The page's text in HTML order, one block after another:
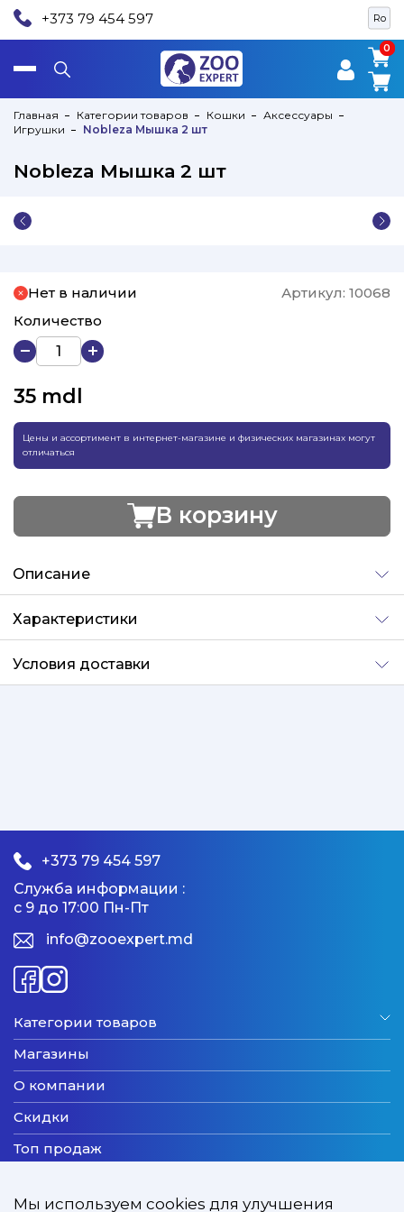
Ro
+373 79 454 597
0
0
Главная Категории товаров Кошки
Аксессуары
Игрушки
Nobleza Мышка 2 шт
Nobleza Мышка 2 шт
Нет в наличии Артикул: 10068
Количество
35 mdl
Цены и ассортимент в интернет-магазине и физических магазинах могут
отличаться
В корзину
Описание
Характеристики
Условия доставки
+373 79 454 597
Служба информации :
с 9 до 17:00 Пн-Пт
info@zooexpert.md
Категории товаров
Магазины
О компании
Скидки
Топ продаж
Мы используем cookies для улучшения